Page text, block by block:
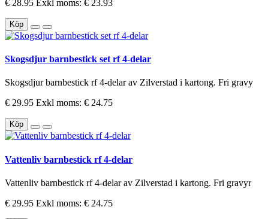
€ 28.95 Exkl moms: € 23.93
Köp
Skogsdjur barnbestick set rf 4-delar
Skogsdjur barnbestick rf 4-delar av Zilverstad i kartong. Fri
€ 29.95 Exkl moms: € 24.75
Köp
Vattenliv barnbestick rf 4-delar
Vattenliv barnbestick rf 4-delar av Zilverstad i kartong. Fri
€ 29.95 Exkl moms: € 24.75